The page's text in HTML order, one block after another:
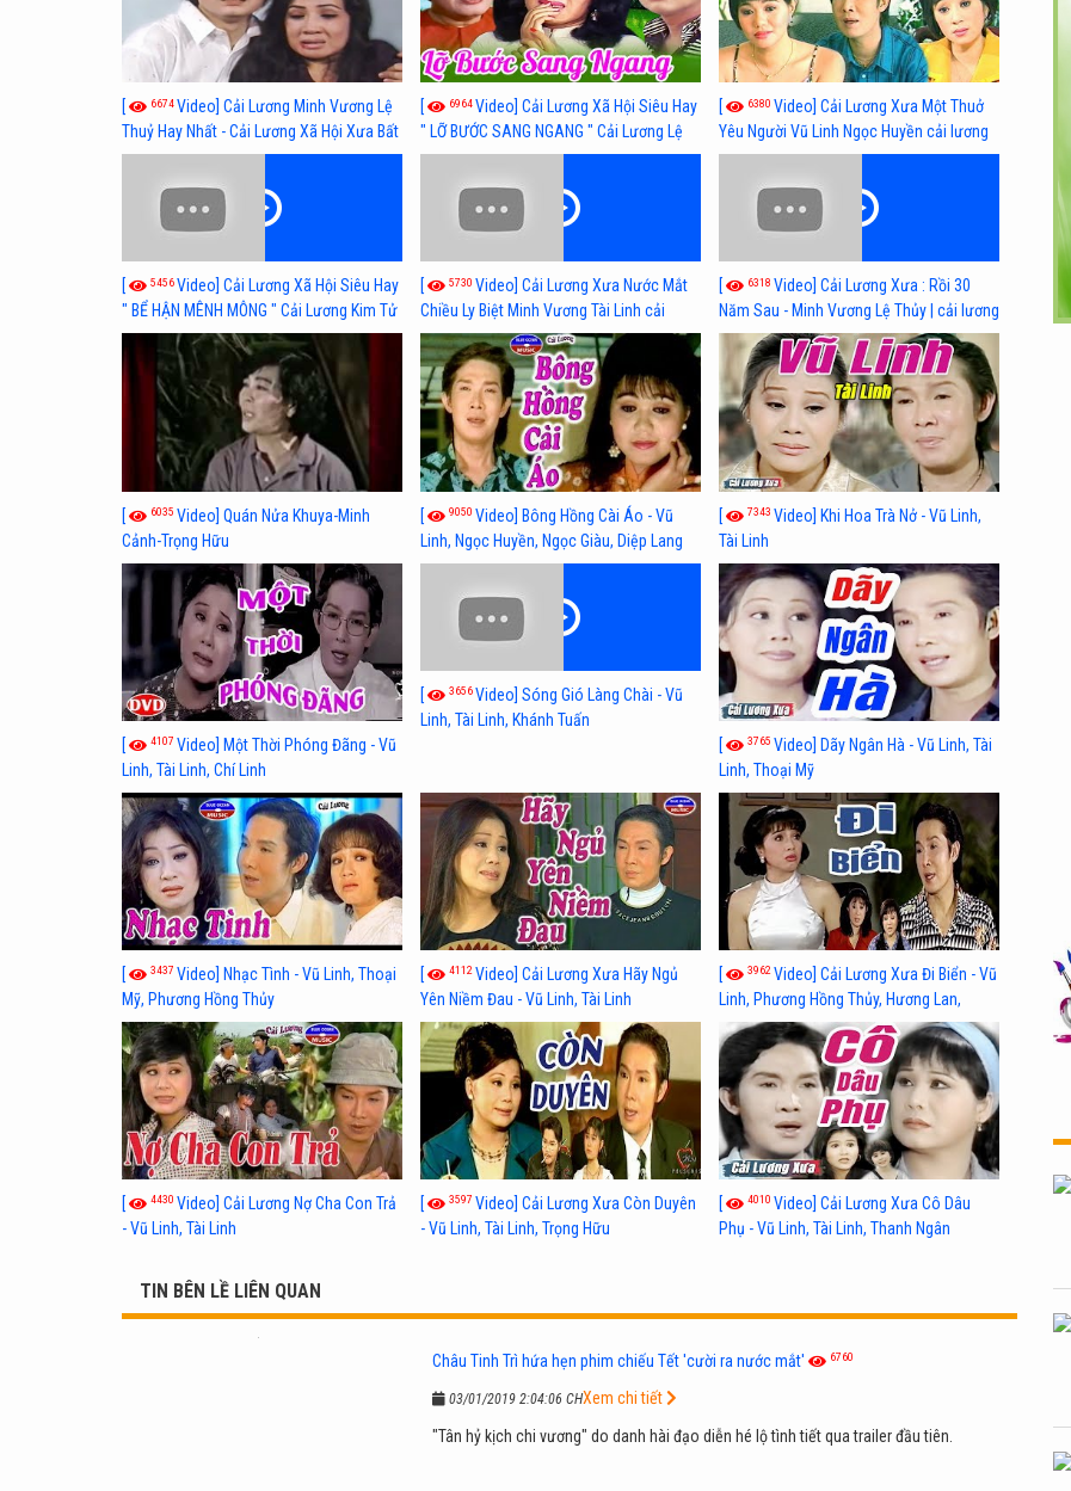
[ 6674Video] Cải Lương Minh Vương Lệ
Thuỷ Hay Nhất - Cải Lương Xã Hội Xưa Bất
Hủ
[ 6964Video] Cải Lương Xã Hội Siêu Hay
" LỠ BƯỚC SANG NGANG " Cải Lương Lệ
Thuỷ, Thanh Tuấn, Hồng Nga
[ 6380 Video] Cải Lương Xưa Một Thuở
Yêu Người Vũ Linh Ngọc Huyền cải lương
xã hội hay nhất
[ 5456Video] Cải Lương Xã Hội Siêu Hay
" BỂ HẬN MÊNH MÔNG " Cải Lương Kim Tử
Long, Thanh Ngân Hay Nhất
[ 5730 Video] Cải Lương Xưa Nước Mắt
Chiều Ly Biệt Minh Vương Tài Linh cải
lương xã hội hay nhất
[ 6318 Video] Cải Lương Xưa : Rồi 30
Năm Sau - Minh Vương Lệ Thủy | cải lương
xã hội hay nhất
[ 6035 Video] Quán Nửa Khuya-Minh
Cảnh-Trọng Hữu
[ 9050 Video] Bông Hồng Cài Áo - Vũ
Linh, Ngọc Huyền, Ngọc Giàu, Diệp Lang
[ 7343 Video] Khi Hoa Trà Nở - Vũ Linh,
Tài Linh
[ 4107 Video] Một Thời Phóng Đãng - Vũ
Linh, Tài Linh, Chí Linh
[ 3656Video] Sóng Gió Làng Chài - Vũ
Linh, Tài Linh, Khánh Tuấn
[
3765 Video] Dãy Ngân Hà - Vũ Linh, Tài
Linh, Thoại Mỹ
[ 3437 Video] Nhạc Tình - Vũ Linh, Thoại
Mỹ, Phương Hồng Thủy
[ 4112 Video] Cải Lương Xưa Hãy Ngủ
Yên Niềm Đau - Vũ Linh, Tài Linh
[ 3962 Video] Cải Lương Xưa Đi Biển - Vũ
Linh, Phương Hồng Thủy, Hương Lan,
Thanh Hằng
[ 4430 Video] Cải Lương Nợ Cha Con Trả
- Vũ Linh, Tài Linh
[ 3597 Video] Cải Lương Xưa Còn Duyên
- Vũ Linh, Tài Linh, Trọng Hữu
[ 4010 Video] Cải Lương Xưa Cô Dâu
Phụ - Vũ Linh, Tài Linh, Thanh Ngân
TIN BÊN LỀ LIÊN QUAN
Châu Tinh Trì hứa hẹn phim chiếu Tết 'cười ra nước mắt' 6760
03/01/2019 2:04:06 CH
"Tân hỷ kịch chi vương" do danh hài đạo diễn hé lộ tình tiết qua trailer đầu tiên.
Xem chi tiết